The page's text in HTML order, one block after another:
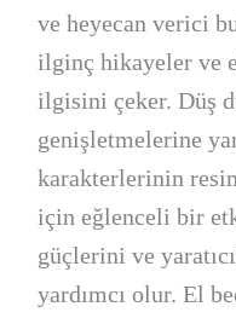
ve heyecan verici
ilginç hikayeler ve
ilgisini çeker. Düş
genişletmelerine
karakterlerinin
için eğlenceli bir
güçlerini ve
yardımcı olur. El